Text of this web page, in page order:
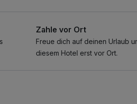
Mecklenburgischen Seenplatte,
Zahle vor Ort
Freue dich auf deinen Urlaub
diesem Hotel erst vor Ort.